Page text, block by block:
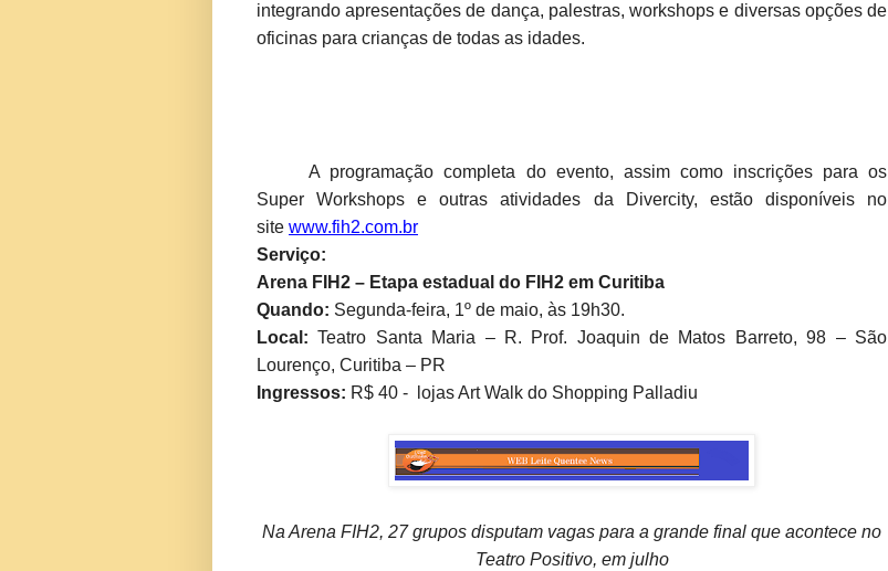
integrando apresentações de dança, palestras, workshops e diversas opções de
oficinas para crianças de todas as idades.
A programação completa do evento, assim como inscrições para os
Super Workshops e outras atividades da Divercity, estão disponíveis no
site www.fih2.com.br
Serviço:
Arena FIH2 – Etapa estadual do FIH2 em Curitiba
Quando: Segunda-feira, 1º de maio, às 19h30.
Local:Teatro Santa Maria – R. Prof. Joaquin de Matos Barreto, 98 – São
Lourenço, Curitiba – PR
Ingressos: R$ 40 - lojas Art Walk do Shopping Palladiu
Na Arena FIH2, 27 grupos disputam vagas para a grande final que acontece no
Teatro Positivo, em julho